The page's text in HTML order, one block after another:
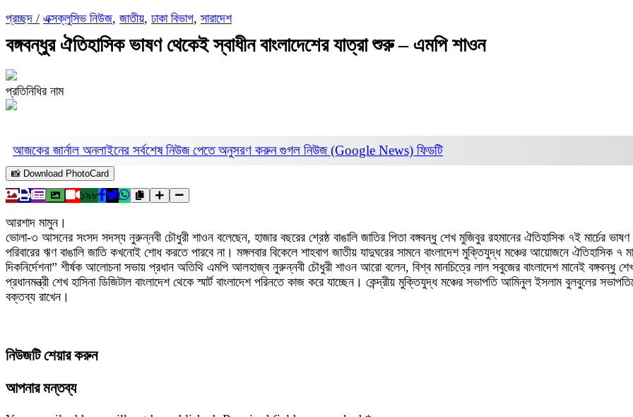
প্রচ্ছদ / এক্সক্লুসিভ নিউজ, জাতীয়, ঢাকা বিভাগ, সারাদেশ
বঙ্গবন্ধুর ঐতিহাসিক ভাষণ থেকেই স্বাধীন বাংলাদেশের যাত্রা শুরু – এমপি শাওন
প্রতিনিধির নাম
আজকের জার্নাল অনলাইনের সর্বশেষ নিউজ পেতে অনুসরণ করুনগুগল নিউজ (Google News) ফিডটি
📸 Download PhotoCard
১৯৮
আরশাদ মামুন।
ভোলা-৩ আসনের সংসদ সদস্য নুরুন্নবী চৌধুরী শাওন বলেছেন, হাজার বছরের শ্রেষ্ঠ বাঙালি জাতির পিতা বঙ্গবন্ধু শেখ মুজিবুর রহমানের ঐতিহাসিক ৭ই মার্চের ভাষণ
পরিবারের ঋণ বাঙালি জাতি কখনোই শোধ করতে পারবে না। মঙ্গলবার বিকেলে শাহবাগ জাতীয় যাদুঘরের সামনে বাংলাদেশ মুক্তিযুদ্ধ মঞ্চের আয়োজনে ঐতিহাসিক ৭
দিকনির্দেশনা” শীর্ষক আলোচনা সভায় প্রধান অতিথি এমপি আলহাজ্ব নুরুন্নবী চৌধুরী শাওন আরো বলেন, বিশ্ব মানচিত্রে লাল সবুজের বাংলাদেশ মানেই বঙ্গবন্ধু
প্রধানমন্ত্রী শেখ হাসিনা ডিজিটাল বাংলাদেশ থেকে স্মার্ট বাংলাদেশ পরিনতে কাজ করে যাচ্ছেন। কেন্দ্রীয় মুক্তিযুদ্ধ মঞ্চের সভাপতি আমিনুল ইসলাম বুলবুলের
বক্তব্য রাখেন।
নিউজটি শেয়ার করুন
আপনার মন্তব্য